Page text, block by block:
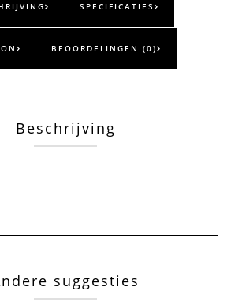
SPECIFICATIES
BEOORDELINGEN (0)
Beschrijving
suggesties